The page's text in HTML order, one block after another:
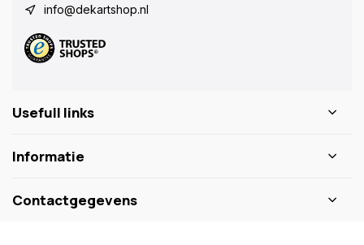
info@dekartshop.nl
Usefull links
Informatie
Contactgegevens